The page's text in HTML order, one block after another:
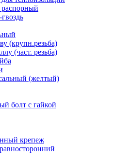
(крупн.резьба)
(част. резьба)
(желтый)
болт с гайкой
крепеж